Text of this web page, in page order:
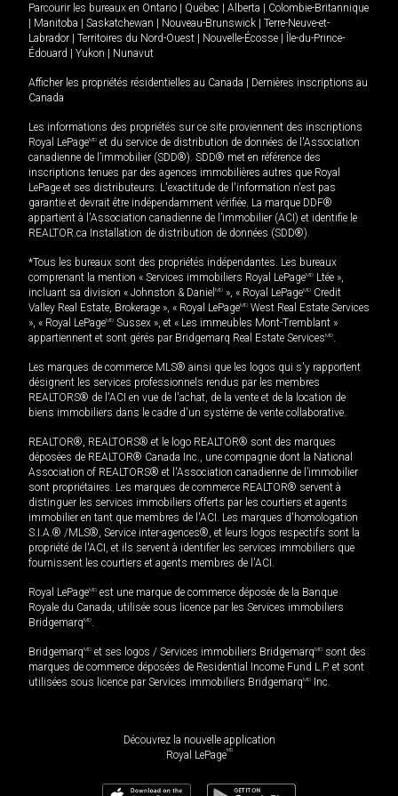
Parcourir les bureaux en Ontario | Québec | Alberta | Colombie-Britannique
| Manitoba | Saskatchewan | Nouveau-Brunswick | Terre-Neuve-et-
Labrador | Territoires du Nord-Ouest | Nouvelle-Écosse | Île-du-Prince-
Édouard | Yukon | Nunavut
Afficher les propriétés résidentielles au Canada | Dernières inscriptions au
Canada
Les informations des propriétés sur ce site proviennent des inscriptions
Royal LePageMD et du service de distribution de données de l'Association
canadienne de l’immobilier (SDD®). SDD® met en référence des
inscriptions tenues par des agences immobilières autres que Royal
LePage et ses distributeurs. L'exactitude de l'information n'est pas
garantie et devrait être indépendamment vérifiée. La marque DDF®
appartient à l'Association canadienne de l’immobilier (ACI) et identifie le
REALTOR.ca Installation de distribution de données (SDD®).
*Tous les bureaux sont des propriétés indépendantes. Les bureaux
comprenant la mention « Services immobiliers Royal LePageMD Ltée »,
incluant sa division « Johnston & Daniel MD », « Royal LePageMD Credit
Valley Real Estate, Brokerage », « Royal LePageMD West Real Estate Services
», « Royal LePageMD Sussex », et « Les immeubles Mont-Tremblant »
appartiennent et sont gérés par Bridgemarq Real Estate ServicesMD
Les marques de commerce MLS® ainsi que les logos qui s'y rapportent
désignent les services professionnels rendus par les membres
REALTORS® de l'ACI en vue de l'achat, de la vente et de la location de
biens immobiliers dans le cadre d'un système de vente collaborative.
REALTOR®, REALTORS® et le logo REALTOR® sont des marques
déposées de REALTOR® Canada Inc., une compagnie dont la National
Association of REALTORS® et l'Association canadienne de l’immobilier
sont propriétaires. Les marques de commerce REALTOR® servent à
distinguer les services immobiliers offerts par les courtiers et agents
immobilier en tant que membres de l'ACI. Les marques d'homologation
S.I.A.® /MLS®, Service inter-agences®, et leurs logos respectifs sont la
propriété de l'ACI, et ils servent à identifier les services immobiliers que
fournissent les courtiers et agents membres de l'ACI.
Royal LePageMD est une marque de commerce déposée de la Banque
Royale du Canada, utilisée sous licence par les Services immobiliers
BridgemarqMD
BridgemarqMD et ses logos / Services immobiliers BridgemarqMD sont des
marques de commerce déposées de Residential Income Fund L.P. et sont
utilisées sous licence par Services immobiliers BridgemarqMD Inc.
Découvrez la nouvelle application
Royal LePageMD